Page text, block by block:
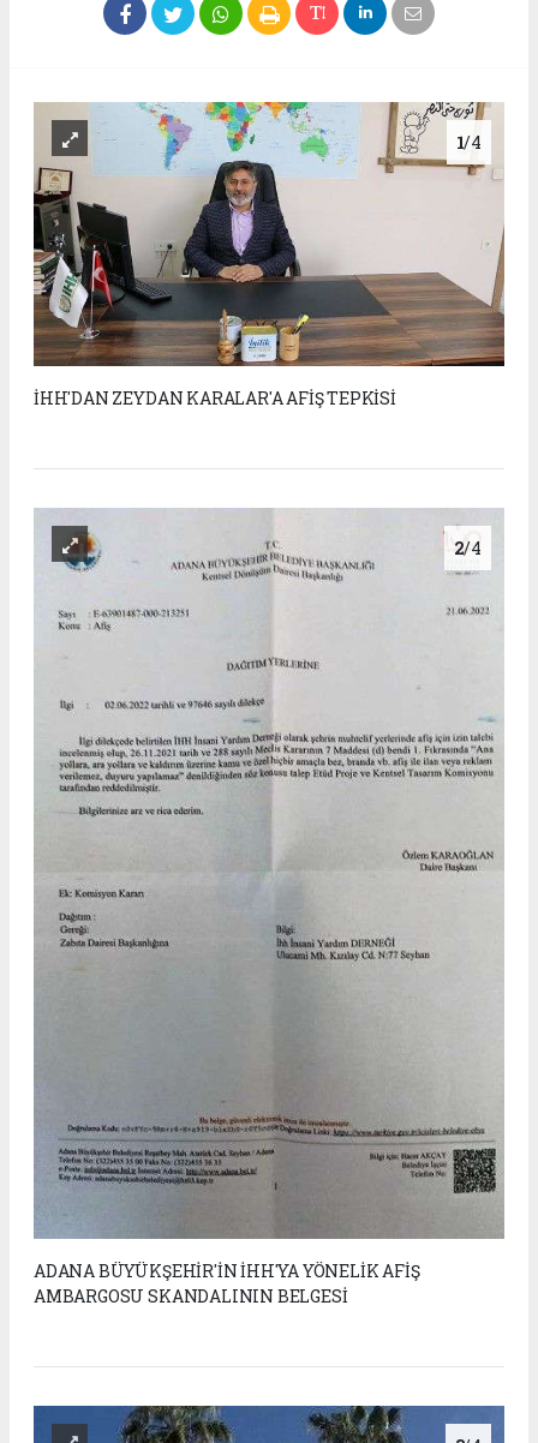
1/4
İHH'DAN ZEYDAN KARALAR'A AFİŞ TEPKİSİ
2/4
ADANA BÜYÜKŞEHİR'İN İHH'YA YÖNELİK AFİŞ
AMBARGOSU SKANDALININ BELGESİ